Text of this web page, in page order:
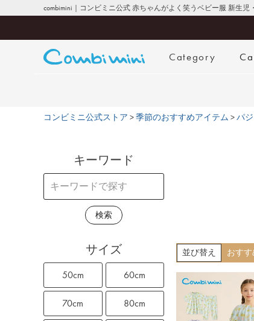
combimini｜コンビミニ公式 赤ちゃんがよく笑うベビー服 新生児
Category
コンビミニ公式ストア 季節のおすすめアイテム パ
キーワード
検索
サイズ
50cm 60cm
70cm 80cm
並び替え おすす